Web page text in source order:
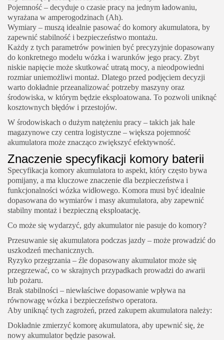
Pojemność – decyduje o czasie pracy na jednym ładowaniu,
wyrażana w amperogodzinach (Ah).
Wymiary – muszą idealnie pasować do komory akumulatora, by
zapewnić stabilność i bezpieczeństwo montażu.
Każdy z tych parametrów powinien być precyzyjnie dopasowany
do konkretnego modelu wózka i warunków jego pracy. Zbyt
niskie napięcie może skutkować utratą mocy, a nieodpowiedni
rozmiar uniemożliwi montaż. Dlatego przed podjęciem decyzji
warto dokładnie przeanalizować potrzeby maszyny oraz
środowiska, w którym będzie eksploatowana. To pozwoli uniknąć
kosztownych błędów i przestojów.
W środowiskach o dużym natężeniu pracy – takich jak hale
magazynowe czy centra logistyczne – większa pojemność
akumulatora może znacząco zwiększyć efektywność.
Znaczenie specyfikacji komory baterii
Specyfikacja komory akumulatora to aspekt, który często bywa
pomijany, a ma kluczowe znaczenie dla bezpieczeństwa i
funkcjonalności wózka widłowego. Komora musi być idealnie
dopasowana do wymiarów i masy akumulatora, aby zapewnić
stabilny montaż i bezpieczną eksploatację.
Co może się wydarzyć, gdy akumulator nie pasuje do komory?
Przesuwanie się akumulatora podczas jazdy – może prowadzić do
uszkodzeń mechanicznych.
Ryzyko przegrzania – źle dopasowany akumulator może się
przegrzewać, co w skrajnych przypadkach prowadzi do awarii
lub pożaru.
Brak stabilności – niewłaściwe dopasowanie wpływa na
równowagę wózka i bezpieczeństwo operatora.
Aby uniknąć tych zagrożeń, przed zakupem akumulatora należy:
Dokładnie zmierzyć komorę akumulatora, aby upewnić się, że
nowy akumulator będzie pasował.